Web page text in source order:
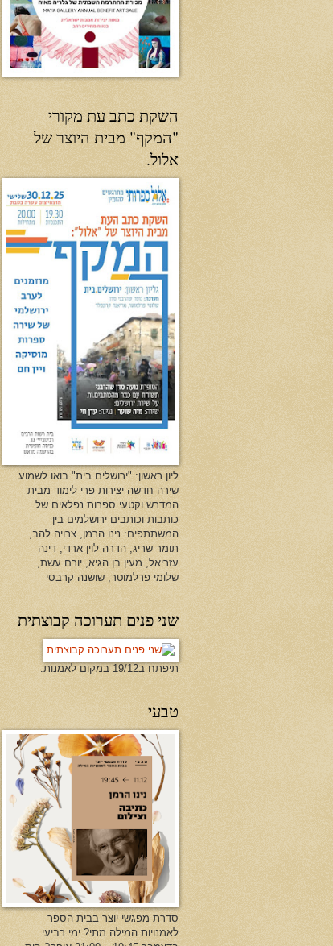
השקת כתב עת מקורי
"המקף" מבית היוצר של
אלול.
ליון ראשון: "ירושלים.בית" בואו לשמוע
שירה חדשה יצירות פרי לימוד מבית
המדרש וקטעי ספרות נפלאים של
כותבות וכותבים ירושלמים בין
המשתתפים: נינו הרמן, צרויה להב,
תומר שריג, הדרה לוין ארדי, דינה
עזריאל, מעין בן הגיא, יורם עשת,
שלומי פרלמוטר, שושנה קרבסי
שני פנים תערוכה קבוצתית
תיפתח ב19/12 במקום לאמנות.
טבעי
סדרת מפגשי יוצר בבית הספר
לאמנויות המילה מתי? ימי רביעי